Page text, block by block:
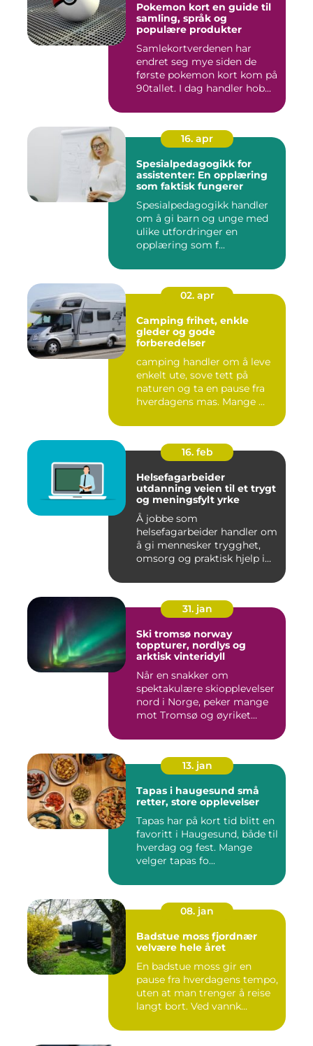
Pokemon kort en guide til
samling, språk og
populære produkter
Samlekortverdenen har
endret seg mye siden de
første pokemon kort kom på
90tallet. I dag handler hob...
16. apr
Spesialpedagogikk for
assistenter: En opplæring
som faktisk fungerer
Spesialpedagogikk handler
om å gi barn og unge med
ulike utfordringer en
opplæring som f...
02. apr
Camping frihet, enkle
gleder og gode
forberedelser
camping handler om å leve
enkelt ute, sove tett på
naturen og ta en pause fra
hverdagens mas. Mange ...
16. feb
Helsefagarbeider
utdanning veien til et trygt
og meningsfylt yrke
Å jobbe som
helsefagarbeider handler om
å gi mennesker trygghet,
omsorg og praktisk hjelp i
31. jan
Ski tromsø norway
toppturer, nordlys og
arktisk vinteridyll
Når en snakker om
spektakulære skiopplevelser
nord i Norge, peker mange
mot Tromsø og øyriket
13. jan
Tapas i haugesund små
retter, store opplevelser
Tapas har på kort tid blitt en
favoritt i Haugesund, både til
hverdag og fest. Mange
velger tapas fo...
08. jan
Badstue moss fjordnær
velvære hele året
En badstue moss gir en
pause fra hverdagens tempo,
uten at man trenger å reise
langt bort. Ved vannk...